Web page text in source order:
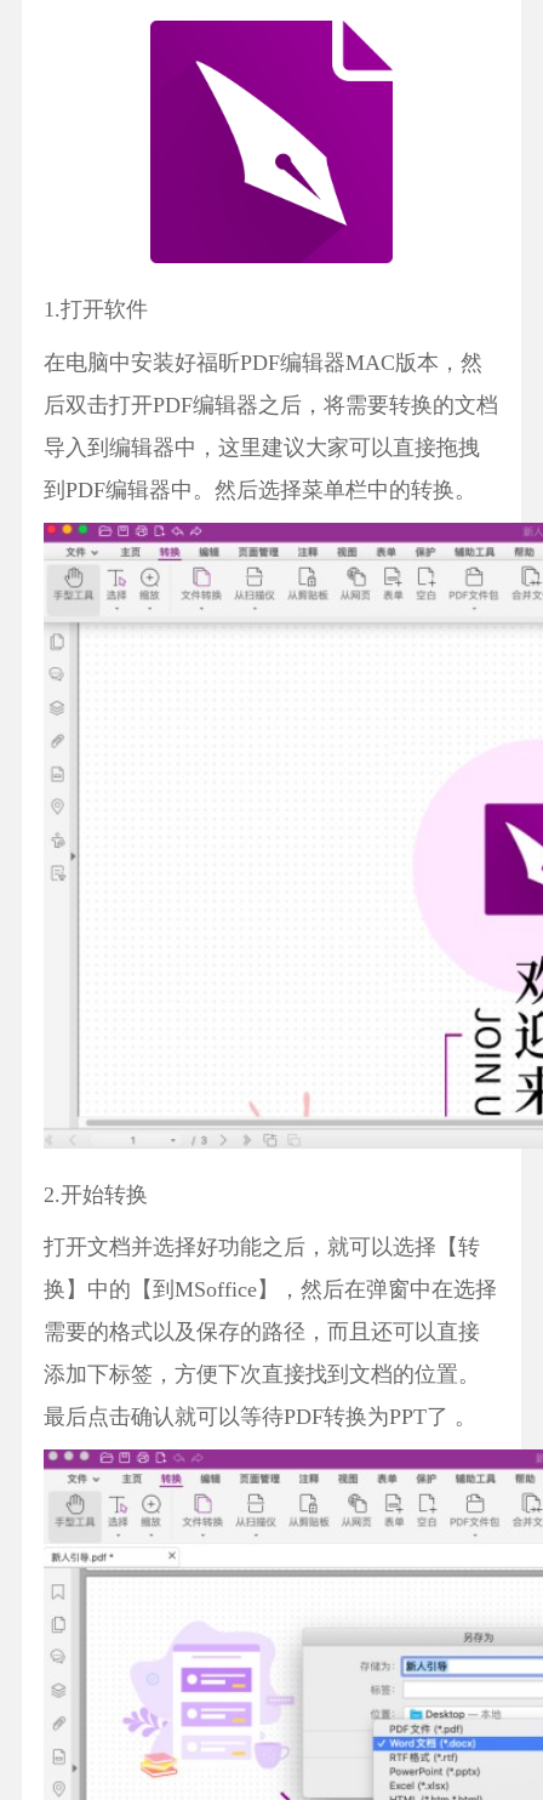
1.打开软件
在电脑中安装好福昕PDF编辑器MAC版本，然
后双击打开PDF编辑器之后，将需要转换的文档
导入到编辑器中，这里建议大家可以直接拖拽
到PDF编辑器中。然后选择菜单栏中的转换。
2.开始转换
打开文档并选择好功能之后，就可以选择【转
换】中的【到MSoffice】，然后在弹窗中在选择
需要的格式以及保存的路径，而且还可以直接
添加下标签，方便下次直接找到文档的位置。
最后点击确认就可以等待PDF转换为PPT了 。